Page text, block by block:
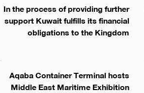
In the process of providing further
support Kuwait fulfills its financial
obligations to the Kingdom
Aqaba Container Terminal hosts
Middle East Maritime Exhibition